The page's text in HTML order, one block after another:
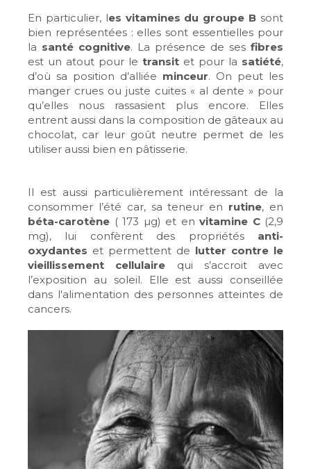
En particulier, les vitamines du groupe B sont
bien représentées : elles sont essentielles pour
la santé cognitive. La présence de ses fibres
est un atout pour le transit et pour la satiété,
d’où sa position d’alliée minceur. On peut les
manger crues ou juste cuites « al dente » pour
qu’elles nous rassasient plus encore. Elles
entrent aussi dans la composition de gâteaux au
chocolat, car leur goût neutre permet de les
utiliser aussi bien en pâtisserie.
Il est aussi particulièrement intéressant de la
consommer l’été car, sa teneur en rutine, en
béta-carotène ( 173 µg) et en vitamine C (2,9
mg), lui confèrent des propriétésanti-
oxydantes et permettent de lutter contre le
vieillissement cellulaire qui s’accroit avec
l’exposition au soleil. Elle est aussi conseillée
dans l'alimentation des personnes atteintes de
cancers.